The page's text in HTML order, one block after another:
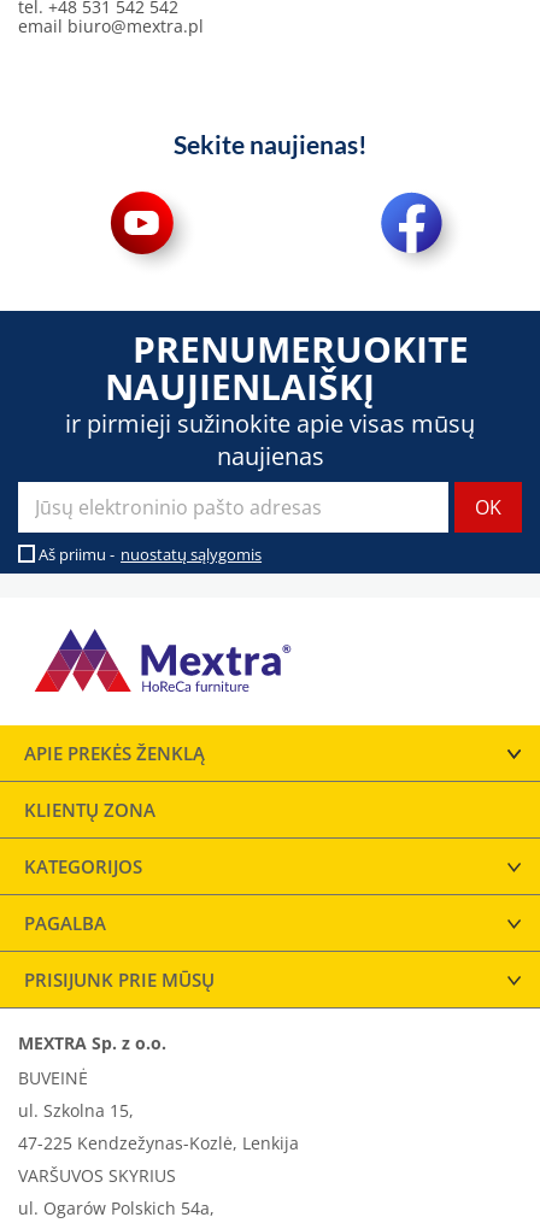
tel. +48 531 542 542
email biuro@mextra.pl
Sekite naujienas!
PRENUMERUOKITE
NAUJIENLAIŠKĮ
ir pirmieji sužinokite apie visas mūsų
naujienas
Aš priimu - nuostatų sąlygomis
APIE PREKĖS ŽENKLĄ
KLIENTŲ ZONA
KATEGORIJOS
PAGALBA
PRISIJUNK PRIE MŪSŲ
MEXTRA Sp. z o.o.
BUVEINĖ
ul. Szkolna 15,
47-225 Kendzežynas-Kozlė, Lenkija
VARŠUVOS SKYRIUS
ul. Ogarów Polskich 54a,